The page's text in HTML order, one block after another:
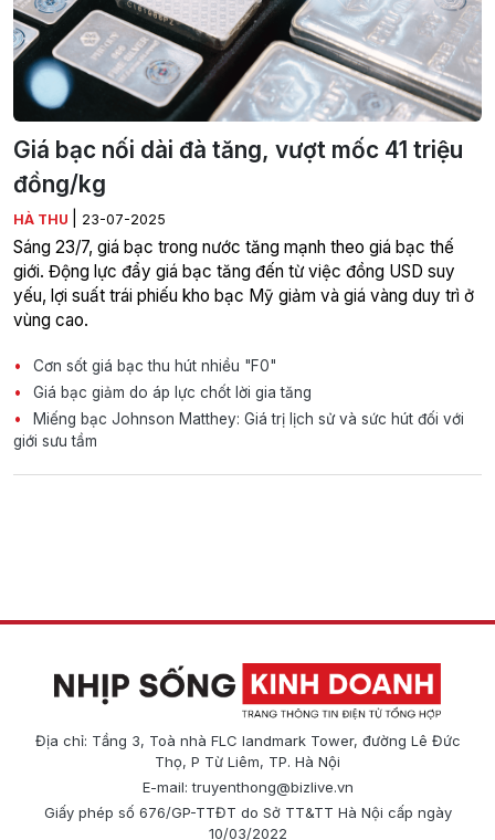
Giá bạc nối dài đà tăng, vượt mốc 41 triệu
đồng/kg
HÀ THU 23-07-2025
Sáng 23/7, giá bạc trong nước tăng mạnh theo giá bạc thế
giới. Động lực đẩy giá bạc tăng đến từ việc đồng USD suy
yếu, lợi suất trái phiếu kho bạc Mỹ giảm và giá vàng duy trì ở
vùng cao.
Cơn sốt giá bạc thu hút nhiều "F0"
Giá bạc giảm do áp lực chốt lời gia tăng
Miếng bạc Johnson Matthey: Giá trị lịch sử và sức hút đối với
giới sưu tầm
Địa chỉ: Tầng 3, Toà nhà FLC landmark Tower, đường Lê Đức
Thọ, P Từ Liêm, TP. Hà Nội
E-mail:truyenthong@bizlive.vn
Giấy phép số 676/GP-TTĐT do Sở TT&TT Hà Nội cấp ngày
10/03/2022